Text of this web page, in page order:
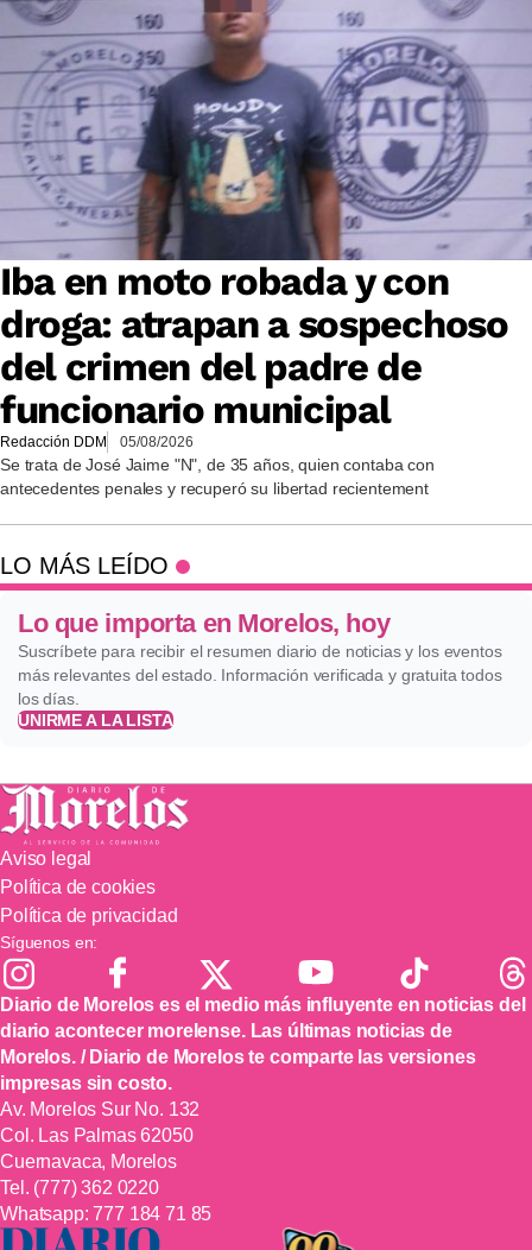
Iba en moto robada y con
droga: atrapan a sospechoso
del crimen del padre de
funcionario municipal
Redacción DDM 05/08/2026
Se trata de José Jaime "N", de 35 años, quien contaba con
antecedentes penales y recuperó su libertad recientement
LO MÁS LEÍDO
Lo que importa en Morelos, hoy
Suscríbete para recibir el resumen diario de noticias y los eventos
más relevantes del estado. Información verificada y gratuita todos
los días.
UNIRME A LA LISTA
Aviso legal
Política de cookies
Política de privacidad
Síguenos en:
Diario de Morelos es el medio más influyente en noticias del
diario acontecer morelense. Las últimas noticias de
Morelos. / Diario de Morelos te comparte las versiones
impresas sin costo.
Av. Morelos Sur No. 132
Col. Las Palmas 62050
Cuernavaca, Morelos
Tel. (777) 362 0220
Whatsapp:777 184 71 85